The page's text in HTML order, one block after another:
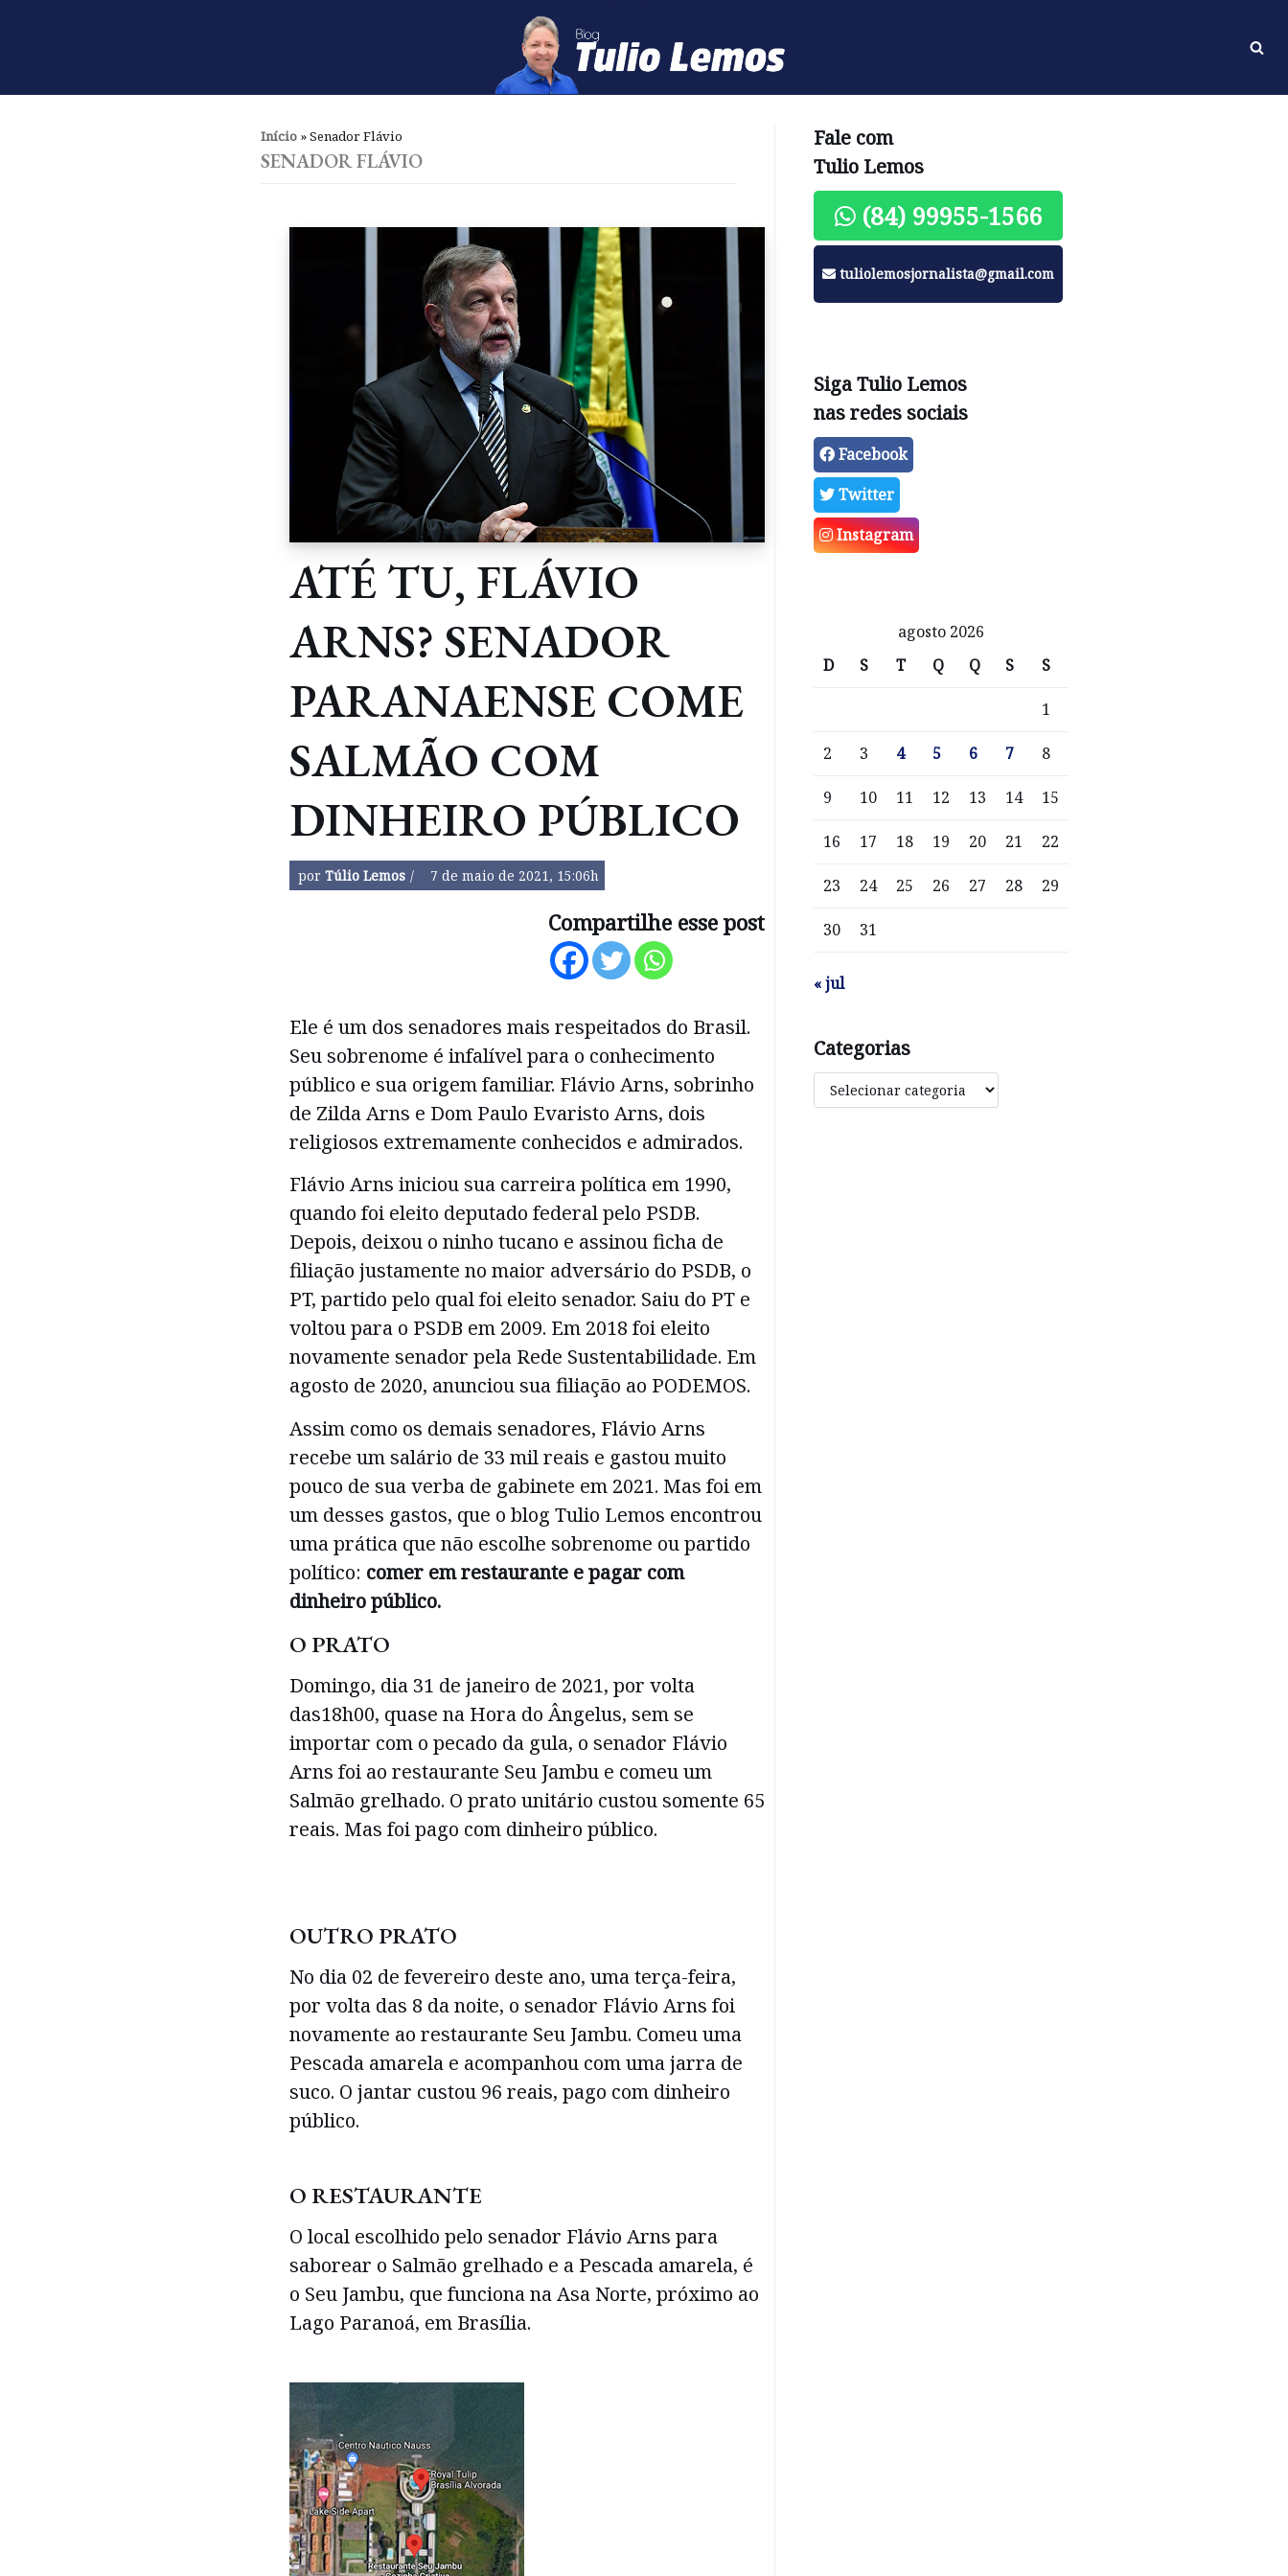
o
Início »Senador Flávio
SENADOR FLÁVIO
ATÉ TU, FLÁVIO
ARNS? SENADOR
PARANAENSE COME
SALMÃO COM
DINHEIRO PÚBLICO
por Túlio Lemos 7 de maio de 2021, 15:06h
Compartilhe esse post
Ele é um dos senadores mais respeitados do Brasil.
Seu sobrenome é infalível para o conhecimento
público e sua origem familiar. Flávio Arns, sobrinho
de Zilda Arns e Dom Paulo Evaristo Arns, dois
religiosos extremamente conhecidos e admirados.
Flávio Arns iniciou sua carreira política em 1990,
quando foi eleito deputado federal pelo PSDB.
Depois, deixou o ninho tucano e assinou ficha de
filiação justamente no maior adversário do PSDB, o
PT, partido pelo qual foi eleito senador. Saiu do PT e
voltou para o PSDB em 2009. Em 2018 foi eleito
novamente senador pela Rede Sustentabilidade. Em
agosto de 2020, anunciou sua filiação ao PODEMOS.
Assim como os demais senadores, Flávio Arns
recebe um salário de 33 mil reais e gastou muito
pouco de sua verba de gabinete em 2021. Mas foi em
um desses gastos, que o blog Tulio Lemos encontrou
uma prática que não escolhe sobrenome ou partido
político: comer em restaurante e pagar com
dinheiro público.
O PRATO
Domingo, dia 31 de janeiro de 2021, por volta
das18h00, quase na Hora do Ângelus, sem se
importar com o pecado da gula, o senador Flávio
Arns foi ao restaurante Seu Jambu e comeu um
Salmão grelhado. O prato unitário custou somente 65
reais. Mas foi pago com dinheiro público.
OUTRO PRATO
No dia 02 de fevereiro deste ano, uma terça-feira,
por volta das 8 da noite, o senador Flávio Arns foi
novamente ao restaurante Seu Jambu. Comeu uma
Pescada amarela e acompanhou com uma jarra de
suco. O jantar custou 96 reais, pago com dinheiro
público.
O RESTAURANTE
O local escolhido pelo senador Flávio Arns para
saborear o Salmão grelhado e a Pescada amarela, é
o Seu Jambu, que funciona na Asa Norte, próximo ao
Lago Paranoá, em Brasília.
Fale com
Tulio Lemos
(84) 99955-1566
tuliolemosjornalista@gmail.com
Siga Tulio Lemos
nas redes sociais
Facebook
Twitter
Instagram
agosto 2026
D
S T Q Q S S
1
2 3 4 5 6 7 8
9 10 11 12 13 14 15
16 17 18 19 20 21 22
23 24 25 26 27 28 29
30 31
« jul
Categorias